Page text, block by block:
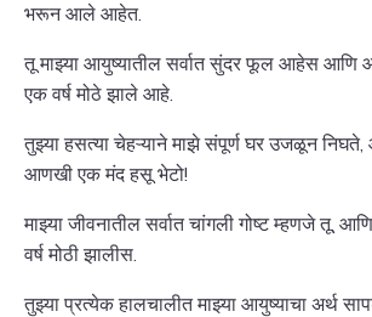
भरून आले आहेत.
तू माझ्या आयुष्यातील सर्वात सुंदर फूल आहेस
एक वर्ष मोठे झाले आहे.
तुझ्या हसत्या चेहऱ्याने माझे संपूर्ण घर उजळून
आणखी एक मंद हसू भेटो!
माझ्या जीवनातील सर्वात चांगली गोष्ट म्हणजे
वर्ष मोठी झालीस.
तुझ्या प्रत्येक हालचालीत माझ्या आयुष्याचा अर्थ